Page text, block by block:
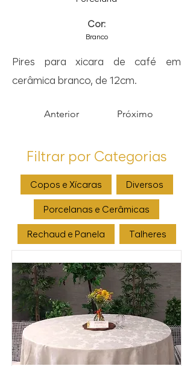
Cor:
Branco
Pires para xicara de café em
cerâmica branco, de 12cm.
Anterior Próximo
Filtrar por Categorias
Copos e Xícaras Diversos
Porcelanas e Cerâmicas
Rechaud e Panela Talheres